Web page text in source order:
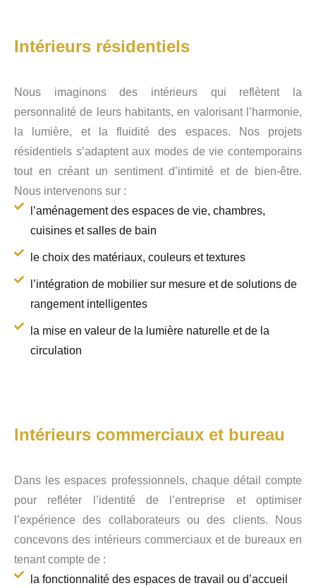
Intérieurs résidentiels
Nous imaginons des intérieurs qui reflètent la
personnalité de leurs habitants, en valorisant l’harmonie,
la lumière, et la fluidité des espaces. Nos projets
résidentiels s’adaptent aux modes de vie contemporains
tout en créant un sentiment d’intimité et de bien-être.
Nous intervenons sur :
l’aménagement des espaces de vie, chambres,
cuisines et salles de bain
le choix des matériaux, couleurs et textures
l’intégration de mobilier sur mesure et de solutions de
rangement intelligentes
la mise en valeur de la lumière naturelle et de la
circulation
Intérieurs commerciaux et bureau
Dans les espaces professionnels, chaque détail compte
pour refléter l’identité de l’entreprise et optimiser
l’expérience des collaborateurs ou des clients. Nous
concevons des intérieurs commerciaux et de bureaux en
tenant compte de :
la fonctionnalité des espaces de travail ou d’accueil